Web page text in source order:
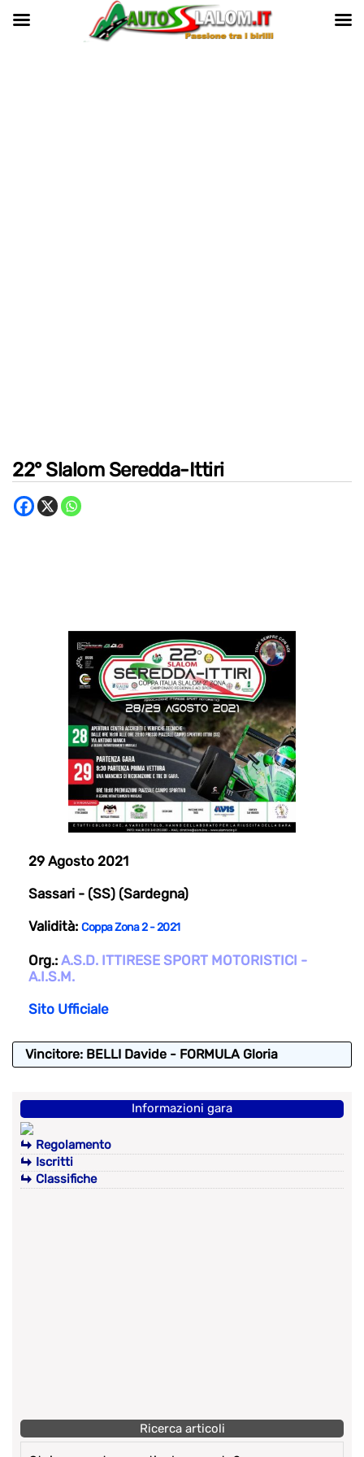
22° Slalom Seredda-Ittiri
29 Agosto 2021
Sassari - (SS) (Sardegna)
Validità: Coppa Zona 2 - 2021
Org.: A.S.D. ITTIRESE SPORT MOTORISTICI -
A.I.S.M.
Sito Ufficiale
Vincitore: BELLI Davide - FORMULA Gloria
Informazioni gara
Regolamento
Iscritti
Classifiche
Ricerca articoli